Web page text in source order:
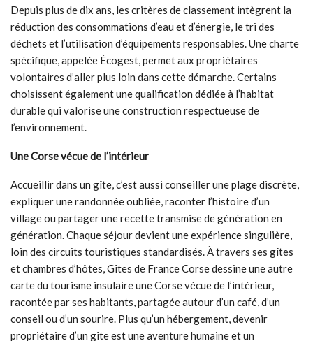
Depuis plus de dix ans, les critères de classement intègrent la
réduction des consommations d’eau et d’énergie, le tri des
déchets et l’utilisation d’équipements responsables. Une charte
spécifique, appelée Écogest, permet aux propriétaires
volontaires d’aller plus loin dans cette démarche. Certains
choisissent également une qualification dédiée à l’habitat
durable qui valorise une construction respectueuse de
l’environnement.
Une Corse vécue de l’intérieur
Accueillir dans un gîte, c’est aussi conseiller une plage discrète,
expliquer une randonnée oubliée, raconter l’histoire d’un
village ou partager une recette transmise de génération en
génération. Chaque séjour devient une expérience singulière,
loin des circuits touristiques standardisés. À travers ses gîtes
et chambres d’hôtes, Gîtes de France Corse dessine une autre
carte du tourisme insulaire une Corse vécue de l’intérieur,
racontée par ses habitants, partagée autour d’un café, d’un
conseil ou d’un sourire. Plus qu’un hébergement, devenir
propriétaire d’un gîte est une aventure humaine et un